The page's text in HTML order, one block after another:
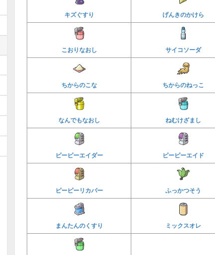
キズぐすり げんきのかけら
こおりなおし サイコソーダ
ちからのこな ちからのねっこ
なんでもなおし ねむけざまし
ピーピーエイダー ピーピーエイド
ピーピーリカバー ふっかつそう
まんたんのくすり ミックスオレ